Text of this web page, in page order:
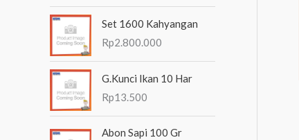
n
k
Set 1600 Kahyangan
Rp2.800.000
G.Kunci Ikan 10 Har
Rp13.500
Abon Sapi 100 Gr